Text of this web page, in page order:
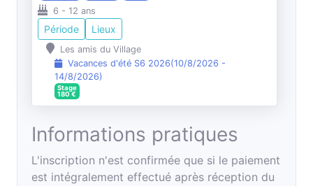
6 - 12 ans
Période Lieux
Les amis du Village
Vacances d'été S6 2026(10/8/2026 -
14/8/2026)
Stage
180€
Informations pratiques
L'inscription n'est confirmée que si le paiement
est intégralement effectué après réception du